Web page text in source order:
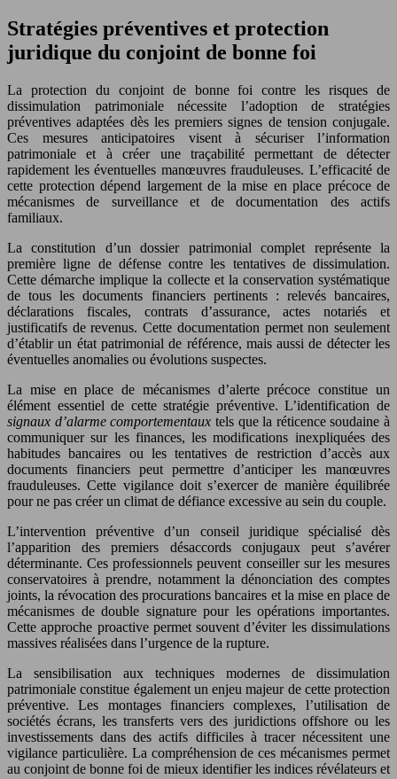
Stratégies préventives et protection
juridique du conjoint de bonne foi
La protection du conjoint de bonne foi contre les risques de
dissimulation patrimoniale nécessite l’adoption de stratégies
préventives adaptées dès les premiers signes de tension conjugale.
Ces mesures anticipatoires visent à sécuriser l’information
patrimoniale et à créer une traçabilité permettant de détecter
rapidement les éventuelles manœuvres frauduleuses. L’efficacité de
cette protection dépend largement de la mise en place précoce de
mécanismes de surveillance et de documentation des actifs
familiaux.
La constitution d’un dossier patrimonial complet représente la
première ligne de défense contre les tentatives de dissimulation.
Cette démarche implique la collecte et la conservation systématique
de tous les documents financiers pertinents : relevés bancaires,
déclarations fiscales, contrats d’assurance, actes notariés et
justificatifs de revenus. Cette documentation permet non seulement
d’établir un état patrimonial de référence, mais aussi de détecter les
éventuelles anomalies ou évolutions suspectes.
La mise en place de mécanismes d’alerte précoce constitue un
élément essentiel de cette stratégie préventive. L’identification de
signaux d’alarme comportementaux tels que la réticence soudaine à
communiquer sur les finances, les modifications inexpliquées des
habitudes bancaires ou les tentatives de restriction d’accès aux
documents financiers peut permettre d’anticiper les manœuvres
frauduleuses. Cette vigilance doit s’exercer de manière équilibrée
pour ne pas créer un climat de défiance excessive au sein du couple.
L’intervention préventive d’un conseil juridique spécialisé dès
l’apparition des premiers désaccords conjugaux peut s’avérer
déterminante. Ces professionnels peuvent conseiller sur les mesures
conservatoires à prendre, notamment la dénonciation des comptes
joints, la révocation des procurations bancaires et la mise en place de
mécanismes de double signature pour les opérations importantes.
Cette approche proactive permet souvent d’éviter les dissimulations
massives réalisées dans l’urgence de la rupture.
La sensibilisation aux techniques modernes de dissimulation
patrimoniale constitue également un enjeu majeur de cette protection
préventive. Les montages financiers complexes, l’utilisation de
sociétés écrans, les transferts vers des juridictions offshore ou les
investissements dans des actifs difficiles à tracer nécessitent une
vigilance particulière. La compréhension de ces mécanismes permet
au conjoint de bonne foi de mieux identifier les indices révélateurs et